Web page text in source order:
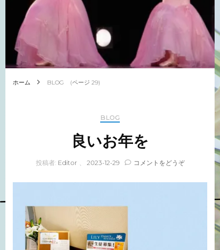
ホーム BLOG (ページ 29)
BLOG
良いお年を
投稿者: Editor 2023-12-29 コメントをどうぞ(良
お